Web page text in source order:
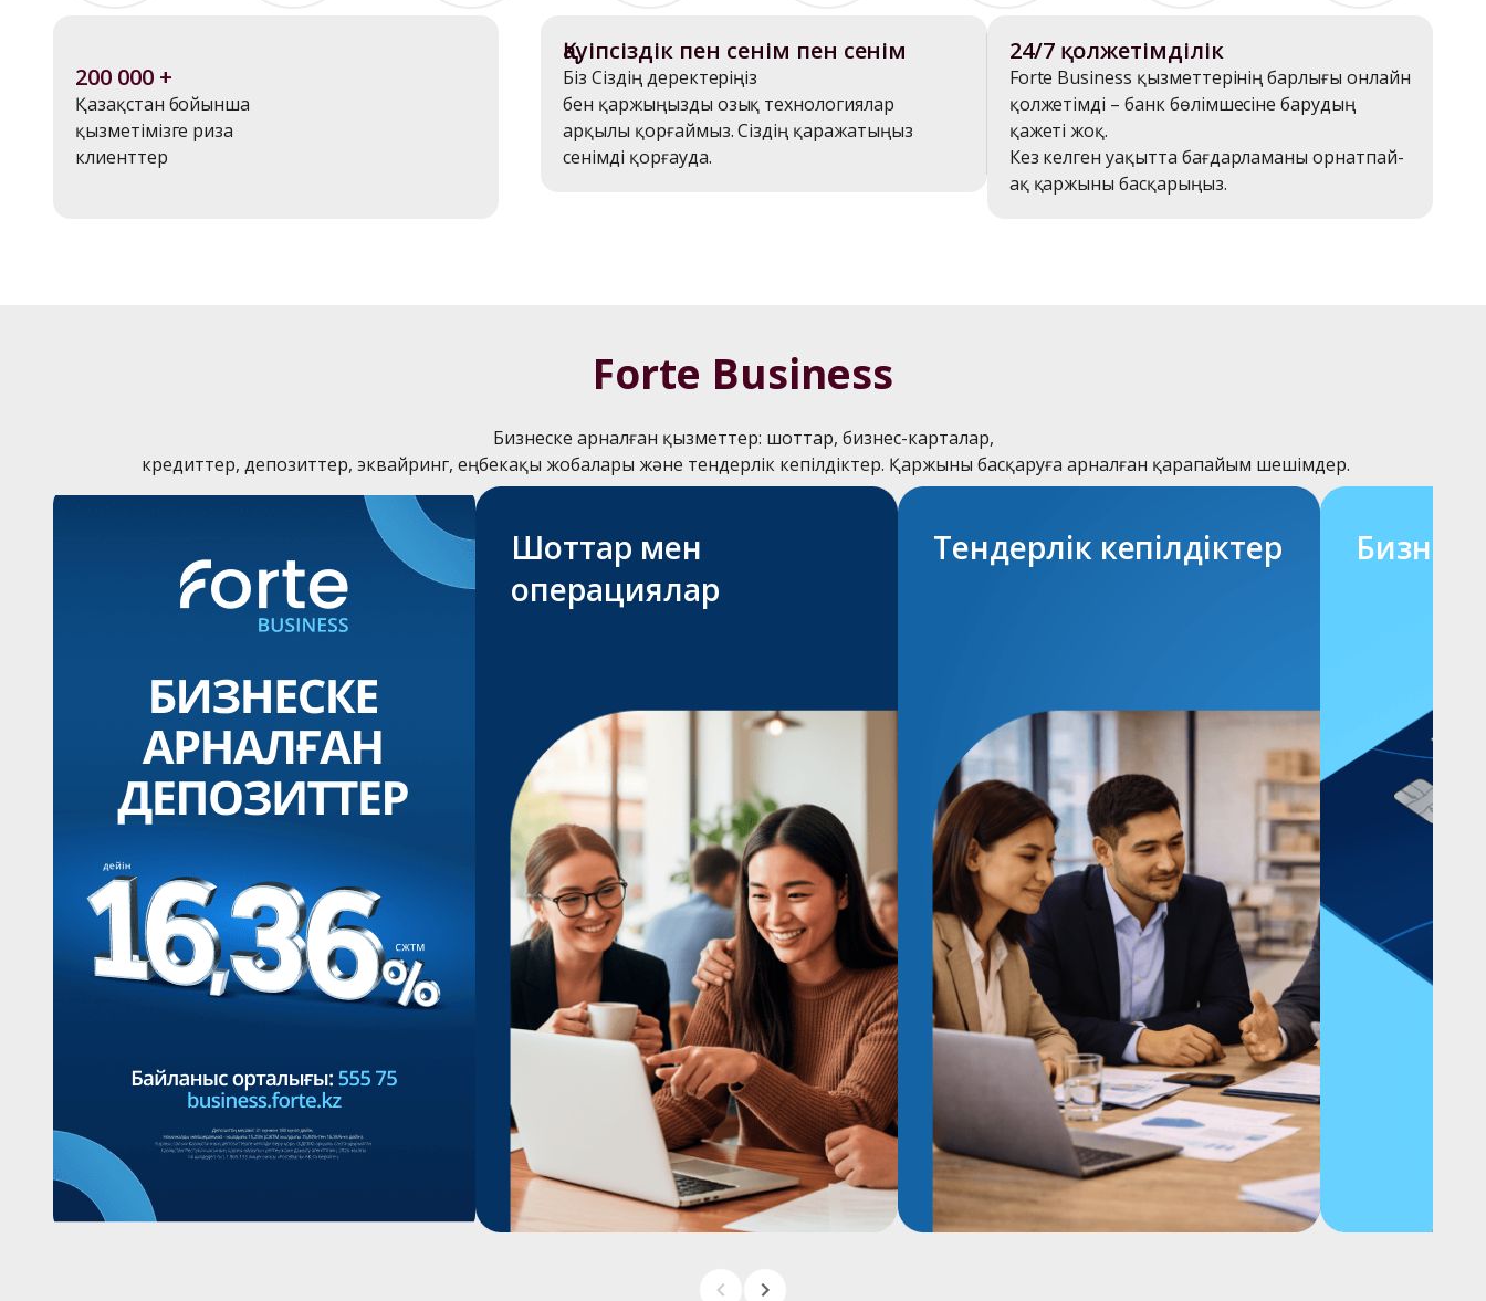
200 000 +
Қазақстан бойынша
қызметімізге риза
клиенттер
Қауіпсіздік пен сенім пен сенім
Біз Сіздің деректеріңіз
бен қаржыңызды озық технологиялар
арқылы қорғаймыз. Сіздің қаражатыңыз
сенімді қорғауда.
24/7 қолжетімділік
Forte Business қызметтерінің барлығы онлайн
қолжетімді – банк бөлімшесіне барудың
қажеті жоқ.
Кез келген уақытта бағдарламаны орнатпай-
ақ қаржыны басқарыңыз.
Forte Business
Бизнеске арналған қызметтер: шоттар, бизнес-карталар,
кредиттер, депозиттер, эквайринг, еңбекақы жобалары және тендерлік кепілдіктер. Қаржыны басқаруға арналған қарапайым шешімдер.
Шоттар мен
операциялар
Тендерлік кепілдіктер Бизнес